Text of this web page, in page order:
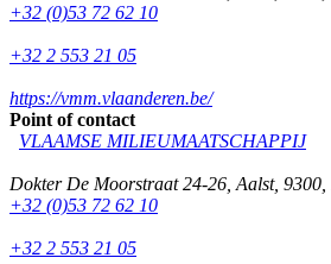
+32 (0)53 72 62 10
+32 2 553 21 05
https://vmm.vlaanderen.be/
Point of contact
VLAAMSE MILIEUMAATSCHAPPIJ
Dokter De Moorstraat 24-26 Aalst, 9300
+32 (0)53 72 62 10
+32 2 553 21 05